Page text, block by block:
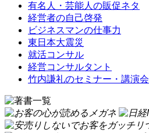
有名人・芸能人の販促ネタ
経営者の自己啓発
ビジネスマンの仕事力
東日本大震災
就活コンサル
経営コンサルタント
竹内謙礼のセミナー・講演会